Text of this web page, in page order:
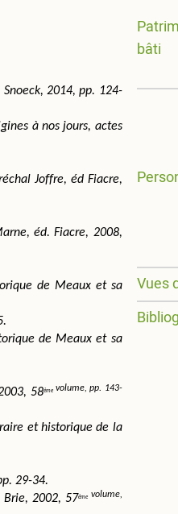
2014, pp. 124-
à nos jours, actes
Joffre, éd Fiacre,
éd. Fiacre, 2008,
de Meaux et sa
de Meaux et sa
58ème volume, pp. 143-
et historique de la
29-34.
2002, 57ème volume,
bâti
Vues